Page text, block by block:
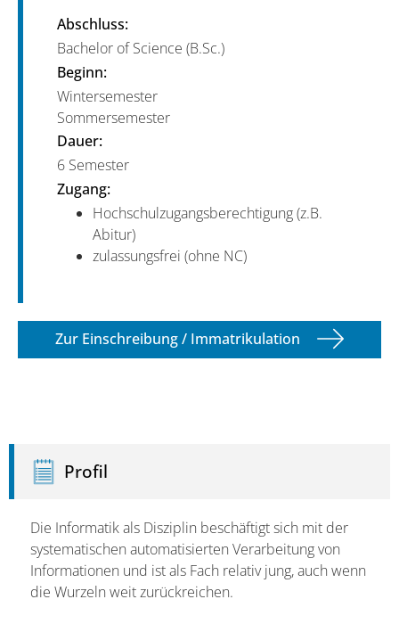
Abschluss:
Bachelor of Science (B.Sc.)
Beginn:
Wintersemester
Sommersemester
Dauer:
6 Semester
Zugang:
Hochschulzugangsberechtigung (z.B.
Abitur)
zulassungsfrei (ohne NC)
Zur Einschreibung / Immatrikulation
Profil
Die Informatik als Disziplin beschäftigt sich mit der
syste­ma­tischen auto­ma­ti­sierten Ver­arbeitung von
Infor­mationen und ist als Fach relativ jung, auch wenn
die Wurzeln weit zurück­reichen.